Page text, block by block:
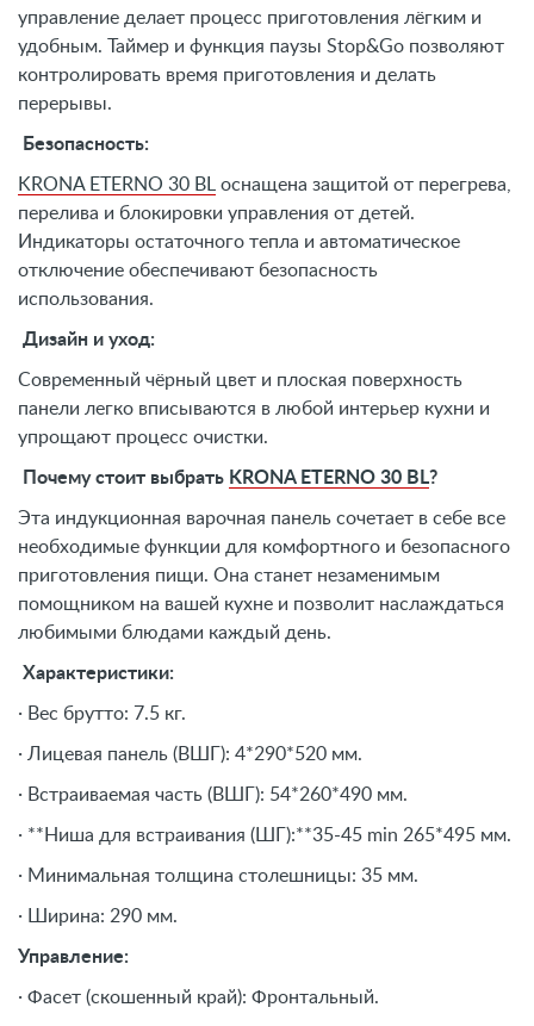
управление делает процесс приготовления лёгким и
удобным. Таймер и функция паузы Stop&Go позволяют
контролировать время приготовления и делать
перерывы.
Безопасность:
KRONA ETERNO 30 BL
оснащена защитой от перегрева,
перелива и блокировки управления от детей.
Индикаторы остаточного тепла и автоматическое
отключение обеспечивают безопасность
использования.
Дизайн и уход:
Современный чёрный цвет и плоская поверхность
панели легко вписываются в любой интерьер кухни и
упрощают процесс очистки.
Почему стоит выбрать KRONA ETERNO 30 BL?
Эта индукционная варочная панель сочетает в себе все
необходимые функции для комфортного и безопасного
приготовления пищи. Она станет незаменимым
помощником на вашей кухне и позволит наслаждаться
любимыми блюдами каждый день.
Характеристики:
· Вес брутто: 7.5 кг.
· Лицевая панель (ВШГ): 4*290*520 мм.
· Встраиваемая часть (ВШГ): 54*260*490 мм.
· **Ниша для встраивания (ШГ):**35-45 min 265*495 мм.
· Минимальная толщина столешницы: 35 мм.
· Ширина: 290 мм.
Управление:
· Фасет (скошенный край): Фронтальный.